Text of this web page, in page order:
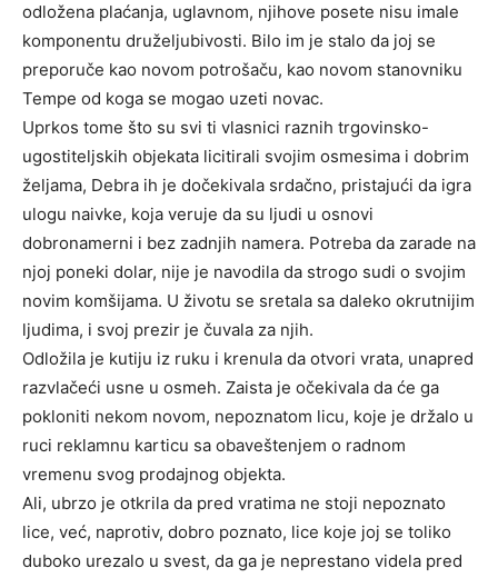
odložena plaćanja, uglavnom, njihove posete nisu imale
komponentu druželjubivosti. Bilo im je stalo da joj se
preporuče kao novom potrošaču, kao novom stanovniku
Tempe od koga se mogao uzeti novac.
Uprkos tome što su svi ti vlasnici raznih trgovinsko-
ugostiteljskih objekata licitirali svojim osmesima i dobrim
željama, Debra ih je dočekivala srdačno, pristajući da igra
ulogu naivke, koja veruje da su ljudi u osnovi
dobronamerni i bez zadnjih namera. Potreba da zarade na
njoj poneki dolar, nije je navodila da strogo sudi o svojim
novim komšijama. U životu se sretala sa daleko okrutnijim
ljudima, i svoj prezir je čuvala za njih.
Odložila je kutiju iz ruku i krenula da otvori vrata, unapred
razvlačeći usne u osmeh. Zaista je očekivala da će ga
pokloniti nekom novom, nepoznatom licu, koje je držalo u
ruci reklamnu karticu sa obaveštenjem o radnom
vremenu svog prodajnog objekta.
Ali, ubrzo je otkrila da pred vratima ne stoji nepoznato
lice, već, naprotiv, dobro poznato, lice koje joj se toliko
duboko urezalo u svest, da ga je neprestano videla pred